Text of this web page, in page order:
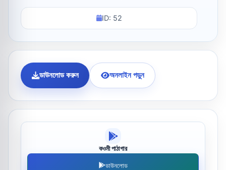
ID: 52
ডাউনলোড করুন অনলাইন পড়ুন
কওমী পাঠাগার
ডাউনলোড